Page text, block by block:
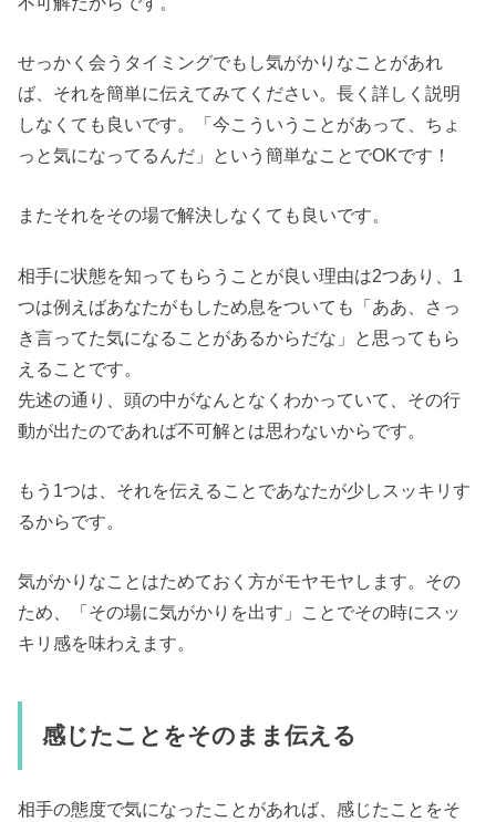
せっかく会うタイミングでもし気がかりなことがあれ
ば、それを簡単に伝えてみてください。長く詳しく説明
しなくても良いです。「今こういうことがあって、ちょ
っと気になってるんだ」という簡単なことでOKです！
またそれをその場で解決しなくても良いです。
相手に状態を知ってもらうことが良い理由は2つあり、1
つは例えばあなたがもしため息をついても「ああ、さっ
き言ってた気になることがあるからだな」と思ってもら
えることです。
先述の通り、頭の中がなんとなくわかっていて、その行
動が出たのであれば不可解とは思わないからです。
もう1つは、それを伝えることであなたが少しスッキリす
るからです。
気がかりなことはためておく方がモヤモヤします。その
ため、「その場に気がかりを出す」ことでその時にスッ
キリ感を味わえます。
感じたことをそのまま伝える
相手の態度で気になったことがあれば、感じたことをそ